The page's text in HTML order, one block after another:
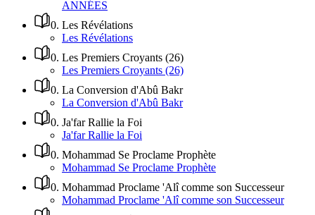
ANNÉES
0. Les Révélations
Les Révélations
0. Les Premiers Croyants (26)
Les Premiers Croyants (26)
0. La Conversion d'Abû Bakr
La Conversion d'Abû Bakr
0. Ja'far Rallie la Foi
Ja'far Rallie la Foi
0. Mohammad Se Proclame Prophète
Mohammad Se Proclame Prophète
0. Mohammad Proclame 'Alî comme son Successeur
Mohammad Proclame 'Alî comme son Successeur